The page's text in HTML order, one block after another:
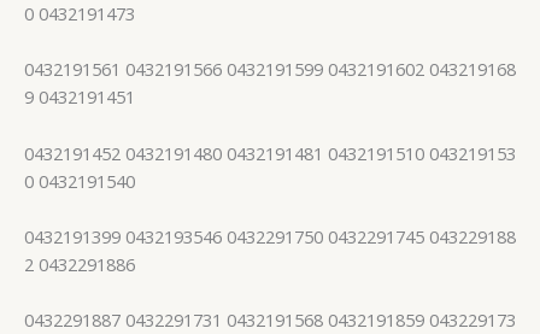
0 0432191473
0432191561 0432191566 0432191599 0432191602 043219168
9 0432191451
0432191452 0432191480 0432191481 0432191510 043219153
0 0432191540
0432191399 0432193546 0432291750 0432291745 043229188
2 0432291886
0432291887 0432291731 0432191568 0432191859 043229173